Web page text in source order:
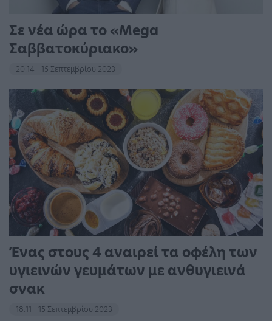
Σε νέα ώρα το «Mega
Σαββατοκύριακο»
20:14 - 15 Σεπτεμβρίου 2023
Ένας στους 4 αναιρεί τα οφέλη των
υγιεινών γευμάτων με ανθυγιεινά
σνακ
18:11 - 15 Σεπτεμβρίου 2023